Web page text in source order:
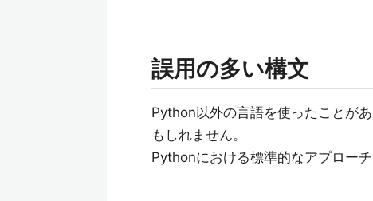
誤用の多い構文
Python以外の言語を使ったことが
もしれません。
Pythonにおける標準的なアプロー